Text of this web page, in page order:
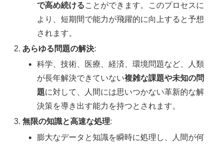
で高め続けることができます。このプロセスに
より、短期間で能力が飛躍的に向上すると予想
されます。
あらゆる問題の解決:
科学、技術、医療、経済、環境問題など、人類
が長年解決できていない複雑な課題や未知の問
題に対して、人間には思いつかない革新的な解
決策を導き出す能力を持つとされます。
無限の知識と高速な処理:
膨大なデータと知識を瞬時に処理し、人間が何